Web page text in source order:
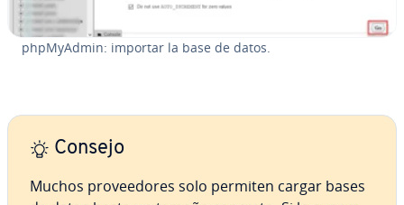
ph­p­M­yA­d­min: importar la base de datos.
Consejo
Muchos pro­vee­do­res solo permiten cargar bases